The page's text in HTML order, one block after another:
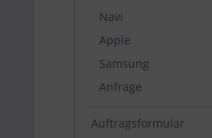
Navi
Apple
Samsung
Anfrage
Auftragsformular